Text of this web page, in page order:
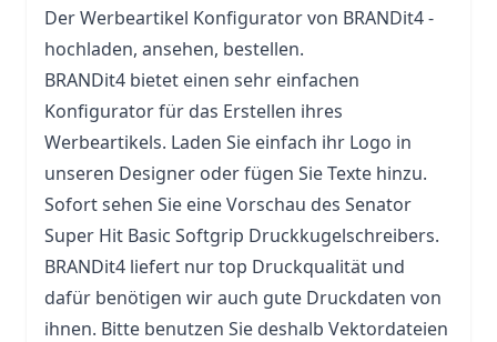
Der Werbeartikel Konfigurator von BRANDit4 -
hochladen, ansehen, bestellen.
BRANDit4 bietet einen sehr einfachen
Konfigurator für das Erstellen ihres
Werbeartikels. Laden Sie einfach ihr Logo in
unseren Designer oder fügen Sie Texte hinzu.
Sofort sehen Sie eine Vorschau des Senator
Super Hit Basic Softgrip Druckkugelschreibers.
BRANDit4 liefert nur top Druckqualität und
dafür benötigen wir auch gute Druckdaten von
ihnen. Bitte benutzen Sie deshalb Vektordateien